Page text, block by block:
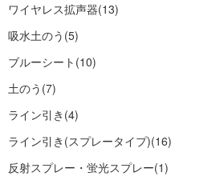
ワイヤレス拡声器(13)
吸水土のう (5)
ブルーシート (10)
土のう (7)
ライン引き (4)
ライン引き(スプレータイプ)(16)
反射スプレー・蛍光スプレー(1)